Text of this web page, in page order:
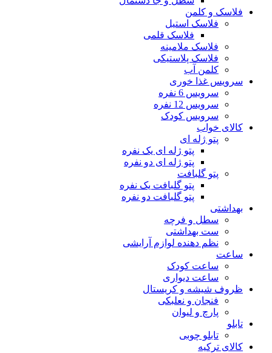
فلاسک و کلمن
فلاسک استیل
فلاسک قلمی
فلاسک ملامینه
فلاسک پلاستیکی
کلمن آب
سرویس غذا خوری
سرویس 6 نفره
سرویس 12 نفره
سرویس کودک
کالای خواب
پتو ژله ای
پتو ژله ای یک نفره
پتو ژله ای دو نفره
پتو گلبافت
پتو گلبافت یک نفره
پتو گلبافت دو نفره
بهداشتی
سطل و فرچه
ست بهداشتی
نظم دهنده لوازم آرایشی
ساعت
ساعت کودک
ساعت دیواری
ظروف شیشه و کریستال
فنجان و نعلبکی
پارچ و لیوان
تابلو
تابلو چوبی
کالای ترکیه